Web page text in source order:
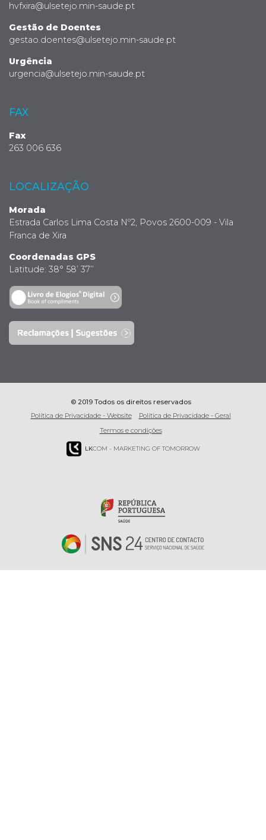
hvfxira@ulsetejo.min-saude.pt
Gestão de Doentes
gestao.doentes@ulsetejo.min-saude.pt
Urgência
urgencia@ulsetejo.min-saude.pt
FAX
Fax
263 006 636
LOCALIZAÇÃO
Morada
Estrada Carlos Lima Costa Nº2, Povos 2600-009 - Vila
Franca de Xira
Coordenadas GPS
Latitude: 38° 58’ 37’’
© 2019 Todos os direitos reservados
Política de Privacidade - Website
Política de Privacidade - Geral
Termos e condições
LKCOM - MARKETING OF TOMORROW